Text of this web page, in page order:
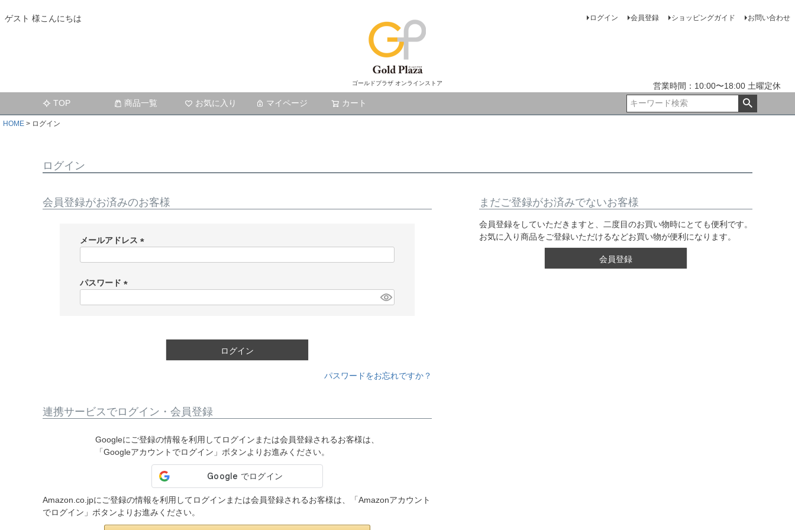
ゲスト 様こんにちは
ゴールドプラザ オンラインストア
ログイン 会員登録 ショッピングガイド お問い合わせ
営業時間：10:00〜18:00 土曜定休
TOP
商品一覧 お気に入り マイページ カート
HOME ログイン
ログイン
会員登録がお済みのお客様
メールアドレス
)
パスワード
ログイン
パスワードをお忘れですか？
連携サービスでログイン・会員登録
Googleにご登録の情報を利用してログインまたは会員登録されるお客様は、
「Googleアカウントでログイン」ボタンよりお進みください。
Amazon.co.jpにご登録の情報を利用してログインまたは会員登録されるお客様は、「Amazonアカウント
でログイン」ボタンよりお進みください。
まだご登録がお済みでないお客様
会員登録をしていただきますと、二度目のお買い物時にとても便利です。
お気に入り商品をご登録いただけるなどお買い物が便利になります。
会員登録